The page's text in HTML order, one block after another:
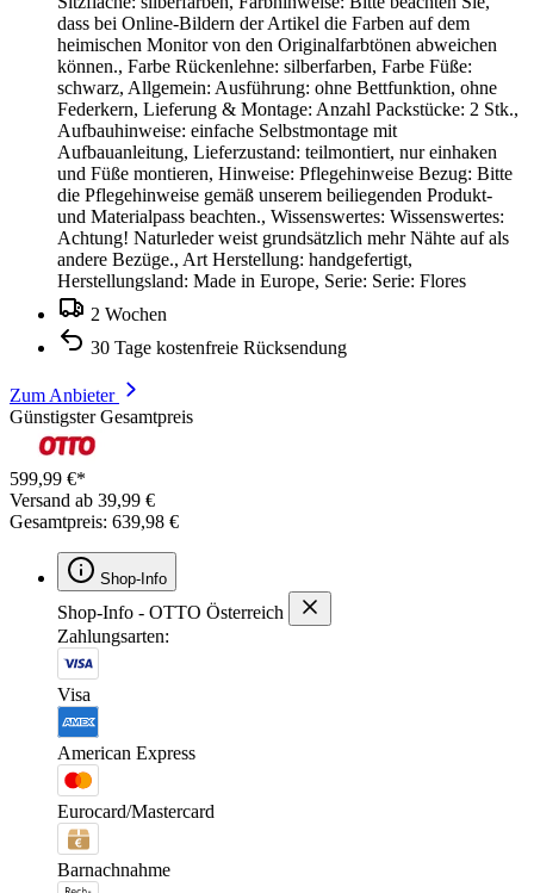
dass bei Online-Bildern der Artikel die Farben auf dem
heimischen Monitor von den Originalfarbtönen abweichen
können., Farbe Rückenlehne: silberfarben, Farbe Füße:
schwarz, Allgemein: Ausführung: ohne Bettfunktion, ohne
Federkern, Lieferung & Montage: Anzahl Packstücke: 2 Stk.,
Aufbauhinweise: einfache Selbstmontage mit
Aufbauanleitung, Lieferzustand: teilmontiert, nur einhaken
und Füße montieren, Hinweise: Pflegehinweise Bezug: Bitte
die Pflegehinweise gemäß unserem beiliegenden Produkt-
und Materialpass beachten., Wissenswertes: Wissenswertes:
Achtung! Naturleder weist grundsätzlich mehr Nähte auf als
andere Bezüge., Art Herstellung: handgefertigt,
Herstellungsland: Made in Europe, Serie: Serie: Flores
2 Wochen
30 Tage kostenfreie Rücksendung
Zum Anbieter
Günstigster Gesamtpreis
599,99 €*
Versand ab 39,99 €
Gesamtpreis: 639,98 €
Shop-Info
Shop-Info - OTTO Österreich
Zahlungsarten:
Visa
American Express
Eurocard/Mastercard
Barnachnahme